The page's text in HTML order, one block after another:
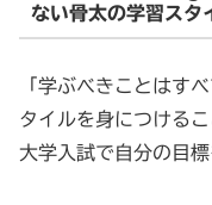
ない骨太の学習スタ
「学ぶべきことはす
タイルを身につける
大学入試で自分の目